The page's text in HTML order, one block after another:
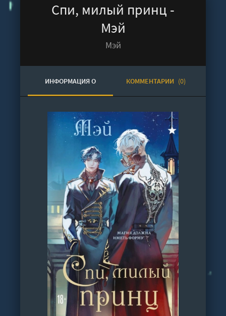
Спи, милый принц -
Мэй
Мэй
ИНФОРМАЦИЯ О
АУДИОКНИГЕ
КОММЕНТАРИИ (0)